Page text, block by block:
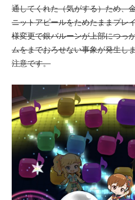
通してくれた（気がする）ため、
ニットアピールをためたままプレ
様変更で銀バルーンが上部につっ
ムをまでおろせない事象が発生し
注意です。